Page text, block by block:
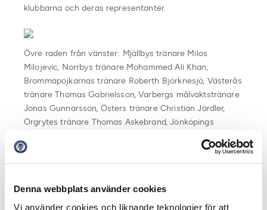
Denna webbplats använder cookies
Vi använder cookies och liknande teknologier för att
klubbarna och deras representanter.
Övre raden från vänster: Mjällbys tränare Milos
Milojevic, Norrbys tränare Mohammed Ali Khan,
Brommapojkarnas tränare Roberth Björknesjö, Västerås
tränare Thomas Gabrielsson, Varbergs målvaktstränare
Jonas Gunnarsson, Östers tränare Christian Järdler,
Örgrytes tränare Thomas Askebrand, Jönköpings
Olsson. Nedre raden från vänster: Syrianskas tränare
Korosh Hatami, Degerfors tränare Stefan Jacobsson,
Peter Swärdh, Halmstads tränare Igor Krulj, Gais
tränare Bosko Orovic och Frejs tränare Lukas Syberyjski